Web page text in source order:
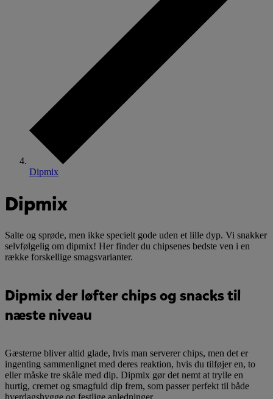
Dipmix
Dipmix
Salte og sprøde, men ikke specielt gode uden et lille dyp. Vi snakker
selvfølgelig om dipmix! Her finder du chipsenes bedste ven i en
række forskellige smagsvarianter.
Dipmix der løfter chips og snacks til
næste niveau
Gæsterne bliver altid glade, hvis man serverer chips, men det er
ingenting sammenlignet med deres reaktion, hvis du tilføjer en, to
eller måske tre skåle med dip. Dipmix gør det nemt at trylle en
hurtig, cremet og smagfuld dip frem, som passer perfekt til både
hverdagshygge og festlige anledninger.